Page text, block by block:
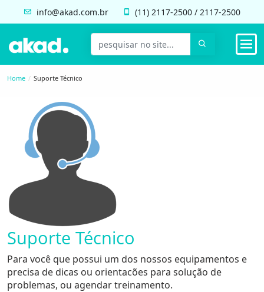
info@akad.com.br (11) 2117-2500 / 2117-2500
Home Suporte Técnico
Suporte Técnico
Para você que possui um dos nossos equipamentos e
precisa de dicas ou orientacões para solução de
problemas, ou agendar treinamento.